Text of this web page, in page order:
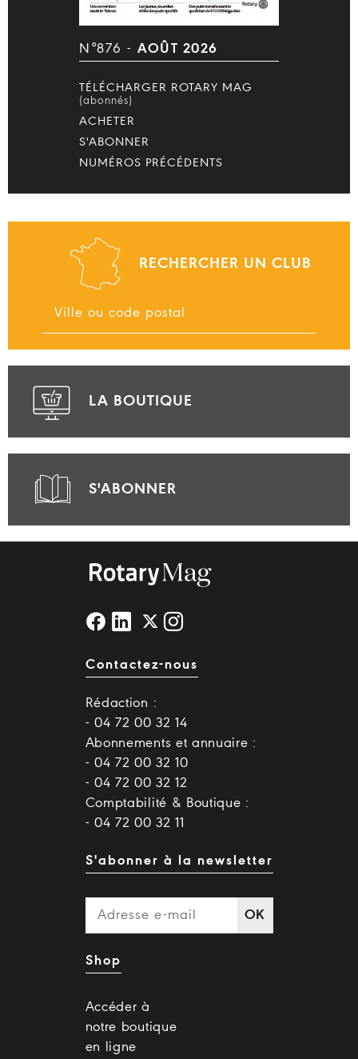
N°876 - AOÛT 2026
TÉLÉCHARGER ROTARY MAG
(abonnés)
ACHETER
S'ABONNER
NUMÉROS PRÉCÉDENTS
RECHERCHER UN CLUB
LA BOUTIQUE
S'ABONNER
Contactez-nous
Rédaction :
- 04 72 00 32 14
Abonnements et annuaire :
- 04 72 00 32 10
- 04 72 00 32 12
Comptabilité & Boutique :
- 04 72 00 32 11
S'abonner à la newsletter
OK
Shop
Accéder à
notre boutique
en ligne